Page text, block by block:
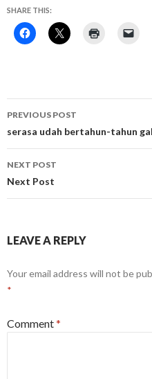
SHARE THIS:
Post
navigation
PREVIOUS POST
serasa udah bertahun-tahun
NEXT POST
Next Post
LEAVE A REPLY
Your email address will not be
*
Comment*